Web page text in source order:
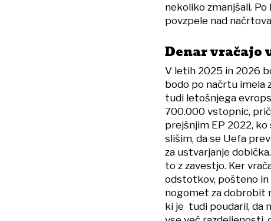
nekoliko zmanjšali.
povzpele nad
Denar vračajo
V letih 2025 in 2026
bodo po načrtu imela
tudi letošnjega
700.000 vstopnic,
prejšnjim EP 2022,
slišim, da se Uefa
za ustvarjanje
to z zavestjo. Ker
odstotkov, pošteno in
nogomet za dobrobit
ki je tudi poudaril, da